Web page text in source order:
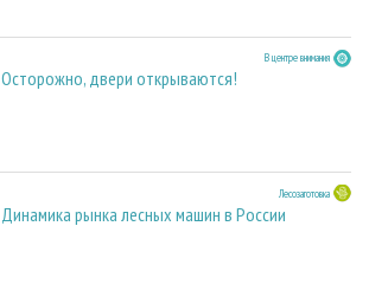
В центре внимания
Осторожно, двери открываются!
Лесозаготовка
Динамика рынка лесных машин в России